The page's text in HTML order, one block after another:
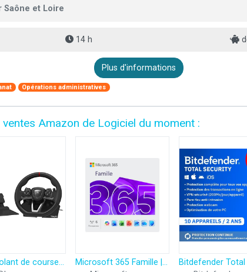
Saône et Loire
14 h
Plus d'informations
Opérations administratives
Amazon de Logiciel du moment :
HORI Volant de course APEX pour Playstation 5, Playstation 4 et PC - Licence officielle Sony
Microsoft 365 Famille | 12 mois | 6 utilisateurs | Applications Office avec IA | Jusqu'à 6To de Stockage Onedrive | Abonnement Amazon avec renouvellement automatique